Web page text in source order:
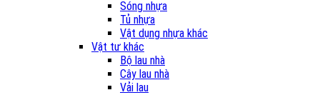
Sóng nhựa
Tủ nhựa
Vật dụng nhựa khác
Vật tư khác
Bộ lau nhà
Cây lau nhà
Vải lau